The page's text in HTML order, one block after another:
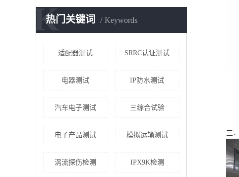
热门关键词 Keywords
K
适配器测试 SRRC认证测试
电器测试 IP防水测试
汽车电子测试 三综合试验
电子产品测试 模拟运输测试
涡流探伤检测 IPX9K检测
三．